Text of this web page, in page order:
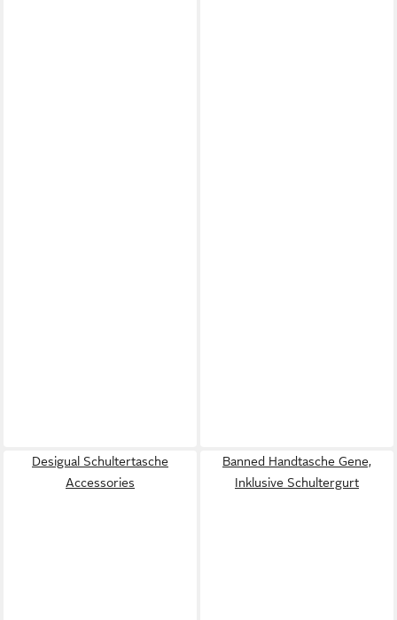
Desigual Schultertasche
Accessories
Banned Handtasche Gene,
Inklusive Schultergurt